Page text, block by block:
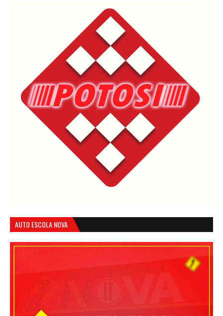
AUTO ESCOLA NOVA